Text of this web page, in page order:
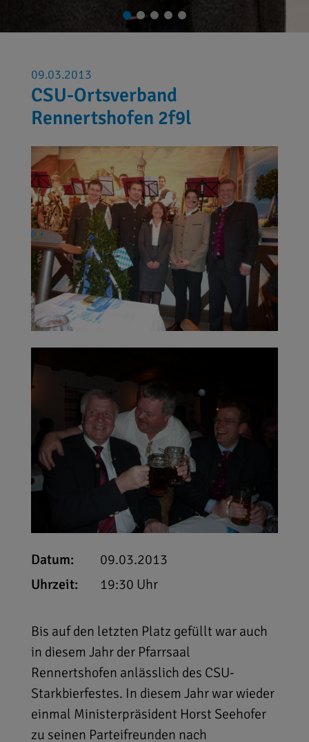
09.03.2013
CSU-Ortsverband
Rennertshofen 2f9l
Datum:
09.03.2013
Uhrzeit:
19:30 Uhr
Bis auf den letzten Platz gefüllt war auch
in diesem Jahr der Pfarrsaal
Rennertshofen anlässlich des CSU-
Starkbierfestes. In diesem Jahr war wieder
einmal Ministerpräsident Horst Seehofer
zu seinen Parteifreunden nach